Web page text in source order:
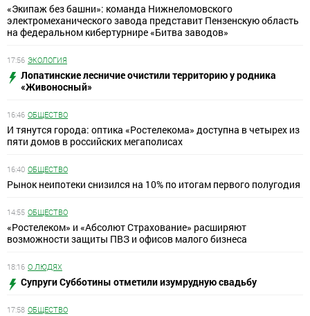
«Экипаж без башни»: команда Нижнеломовского
электромеханического завода представит Пензенскую область
на федеральном кибертурнире «Битва заводов»
17:56 ЭКОЛОГИЯ
Лопатинские лесничие очистили территорию у родника
«Живоносный»
16:46 ОБЩЕСТВО
И тянутся города: оптика «Ростелекома» доступна в четырех из
пяти домов в российских мегаполисах
16:40 ОБЩЕСТВО
Рынок неипотеки снизился на 10% по итогам первого полугодия
14:55 ОБЩЕСТВО
«Ростелеком» и «Абсолют Страхование» расширяют
возможности защиты ПВЗ и офисов малого бизнеса
18:16 О ЛЮДЯХ
Супруги Субботины отметили изумрудную свадьбу
17:58 ОБЩЕСТВО